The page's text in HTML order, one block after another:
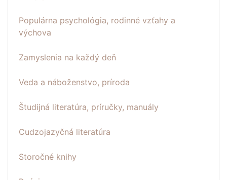
Populárna psychológia, rodinné vzťahy a
výchova
Zamyslenia na každý deň
Veda a náboženstvo, príroda
Študijná literatúra, príručky, manuály
Cudzojazyčná literatúra
Storočné knihy